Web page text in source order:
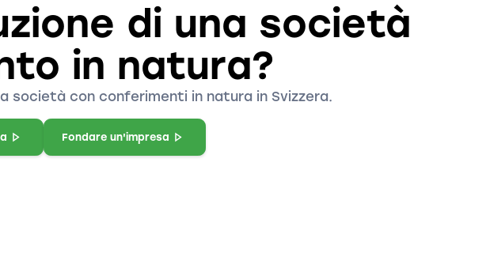
di una società
in natura?
società con conferimenti in natura in Svizzera.
Fondare un'impresa